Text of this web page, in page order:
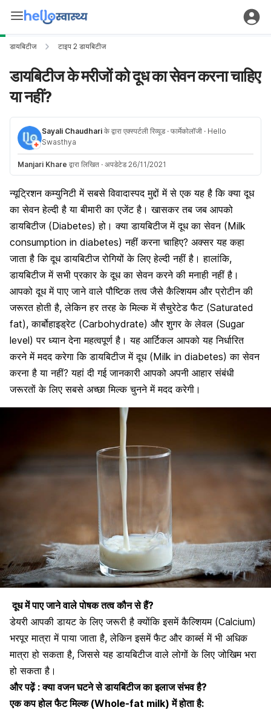
डायबिटीज टाइप 2 डायबिटीज
डायबिटीज के मरीजों को दूध का सेवन करना चाहिए
या नहीं?
Sayali Chaudhari के द्वारा एक्स्पर्टली रिव्यूड · फार्मेकोलॉजी · Hello
Swasthya
Manjari Khare द्वारा लिखित · अपडेटेड 26/11/2021
न्यूट्रिशन कम्युनिटी में सबसे विवादास्पद मुद्दों में से एक यह है कि क्या दूध
का सेवन हेल्दी है या बीमारी का एजेंट है। खासकर तब जब आपको
डायबिटीज (Diabetes) हो। क्या डायबिटीज में दूध का सेवन (Milk
consumption in diabetes) नहीं करना चाहिए? अक्सर यह कहा
जाता है कि दूध डायबिटीज रोगियों के लिए हेल्दी नहीं है। हालांकि,
डायबिटीज में सभी प्रकार के दूध का सेवन करने की मनाही नहीं है।
आपको दूध में पाए जाने वाले पौष्टिक तत्व जैसे कैल्शियम और प्रोटीन की
जरूरत होती है, लेकिन हर तरह के मिल्क में सैचुरेटेड फैट (Saturated
fat), कार्बोहाइड्रेट (Carbohydrate) और शुगर के लेवल (Sugar
level) पर ध्यान देना महत्वपूर्ण है। यह आर्टिकल आपको यह निर्धारित
करने में मदद करेगा कि डायबिटीज में दूध (Milk in diabetes) का सेवन
करना है या नहीं? यहां दी गई जानकारी आपको अपनी आहार संबंधी
जरूरतों के लिए सबसे अच्छा मिल्क चुनने में मदद करेगी।
दूध में पाए जाने वाले पोषक तत्व कौन से हैं?
डेयरी आपकी डायट के लिए जरूरी है क्योंकि इसमें कैल्शियम (Calcium)
भरपूर मात्रा में पाया जाता है, लेकिन इसमें फैट और कार्ब्स में भी अधिक
मात्रा हो सकता है, जिससे यह डायबिटीज वाले लोगों के लिए जोखिम भरा
हो सकता है।
और पढ़ें :क्या वजन घटने से डायबिटीज का इलाज संभव है?
एक कप होल फैट मिल्क (Whole-fat milk)में होता है: